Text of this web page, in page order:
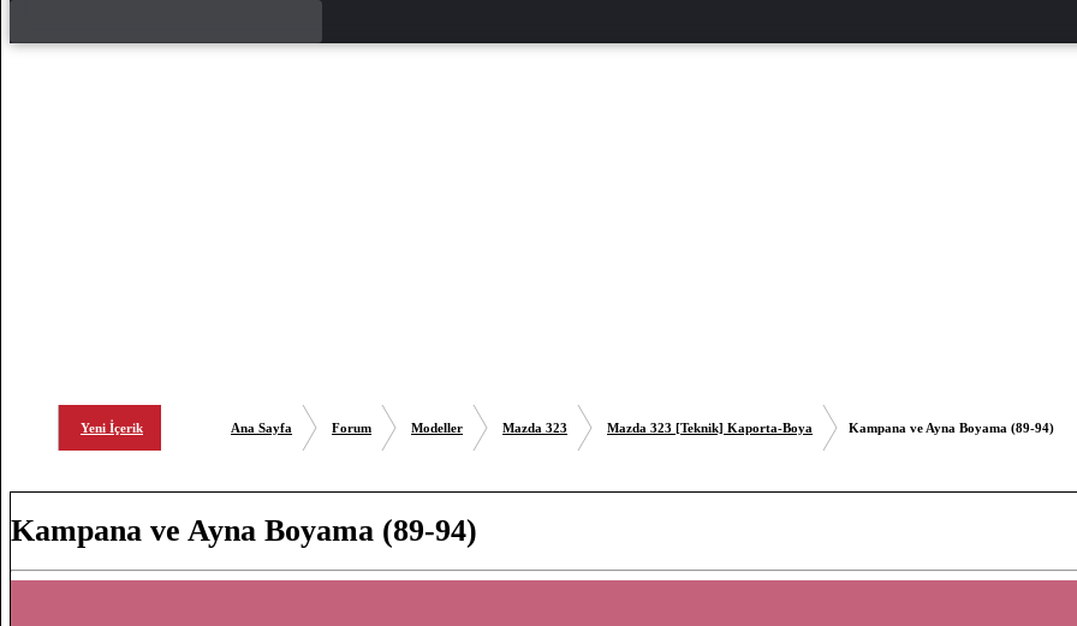
Yeni İçerik Ana Sayfa Forum Modeller Mazda 323 Mazda 323 [Teknik] Kaporta-Boya
Kampana ve Ayna Boyama (89-94)
Kampana ve Ayna Boyama (89-94)